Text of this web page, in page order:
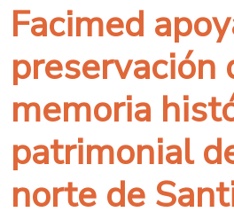
Facimed
preservación
memoria
patrimonial
norte de